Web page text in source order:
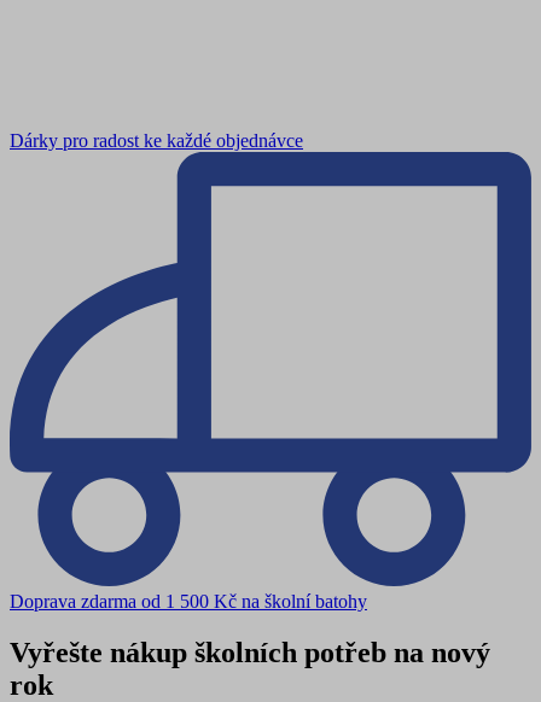
Dárky pro radost ke každé objednávce
Doprava zdarma od 1 500 Kč na školní batohy
Vyřešte nákup školních potřeb na nový
rok